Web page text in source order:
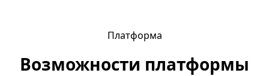
Платформа
Возможности платформы